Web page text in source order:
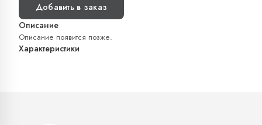
Добавить в заказ
Описание
Описание появится позже.
Характеристики